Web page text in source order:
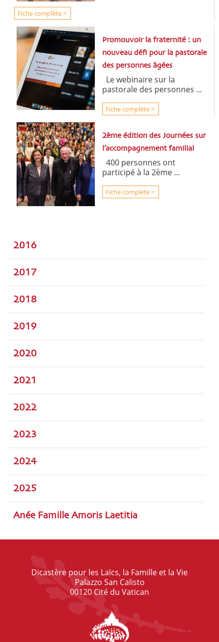
Fiche complète >
Promouvoir la fraternité : un
nouveau défi pour la pastorale
des personnes âgées
Le webinaire sur la
pastorale des personnes ...
Fiche complète >
2ème édition des Journées sur
l’accompagnement familial
400 personnes ont
participé à la 2ème ...
Fiche complète >
2016
2017
2018
2019
2020
2021
2022
2023
2024
2025
Anée Famille Amoris Laetitia
Dicastère pour les Laïcs, la Famille et la Vie
Palazzo San Calisto
00120 Cité du Vatican